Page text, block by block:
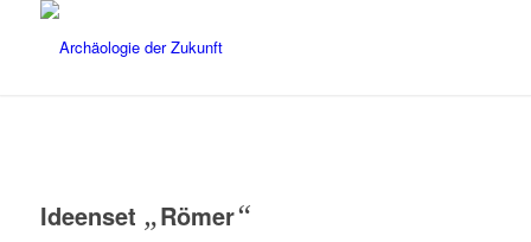
Ideenset „Römer“